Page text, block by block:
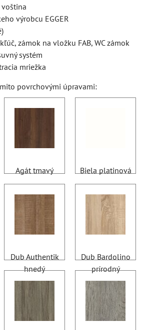
výrobcu EGGER
zámok na vložku FAB, WC zámok
systém
mriežka
povrchovými úpravami:
Agát tmavý Biela platinová
Dub Authentik
hnedý
Dub Bardolino
prírodný